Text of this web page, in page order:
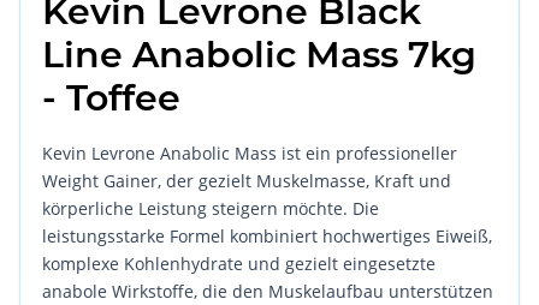
Kevin Levrone Black
Line Anabolic Mass 7kg
- Toffee
Kevin Levrone Anabolic Mass ist ein professioneller
Weight Gainer, der gezielt Muskelmasse, Kraft und
körperliche Leistung steigern möchte. Die
leistungsstarke Formel kombiniert hochwertiges Eiweiß,
komplexe Kohlenhydrate und gezielt eingesetzte
anabole Wirkstoffe, die den Muskelaufbau unterstützen